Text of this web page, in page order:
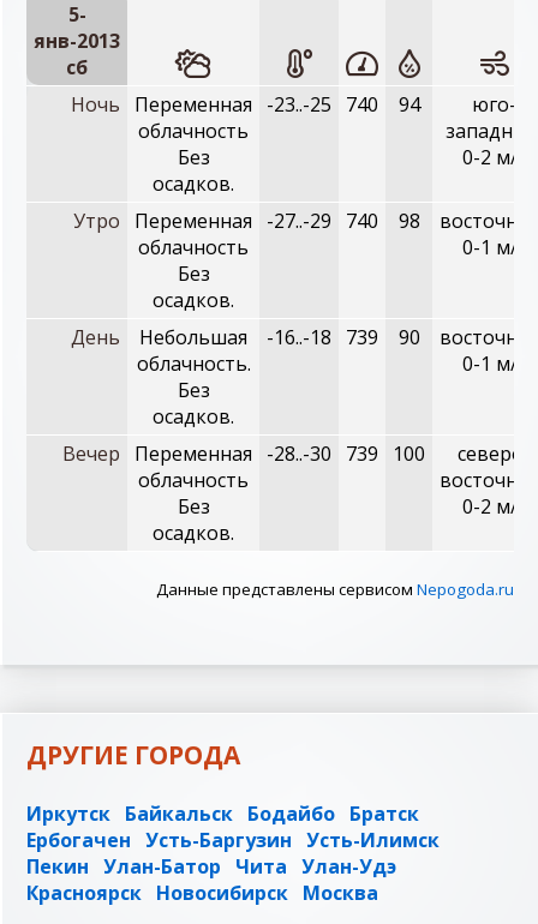
5-
янв-2013
сб
Ночь
Переменная
облачность
Без
осадков.
-23..-25 740 94
юго-
0-2 м/с
Утро
Переменная
облачность
Без
осадков.
-27..-29 740 98
0-1 м/с
День
Небольшая
облачность.
Без
осадков.
-16..-18 739 90
0-1 м/с
Вечер
Переменная
облачность
Без
осадков.
-28..-30 739 100
северо-
0-2 м/с
Данные представлены сервисом Nepogoda.ru
ДРУГИЕ ГОРОДА
Иркутск Байкальск Бодайбо Братск
Ербогачен Усть-Баргузин Усть-Илимск
Пекин Улан-Батор Чита Улан-Удэ
Красноярск Новосибирск Москва